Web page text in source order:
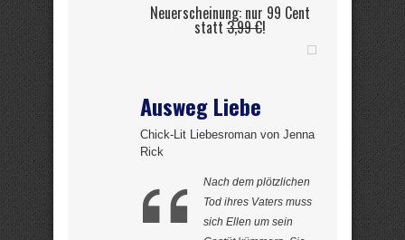
Neuerscheinung: nur 99 Cent
statt3,99 €!
Ausweg Liebe
Chick-Lit Liebesroman von Jenna
Rick
Nach dem plötzlichen
Tod ihres Vaters muss
sich Ellen um sein